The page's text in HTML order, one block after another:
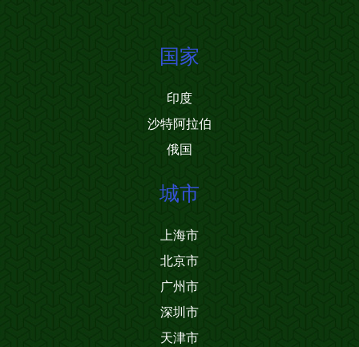
国家
印度
沙特阿拉伯
俄国
城市
上海市
北京市
广州市
深圳市
天津市